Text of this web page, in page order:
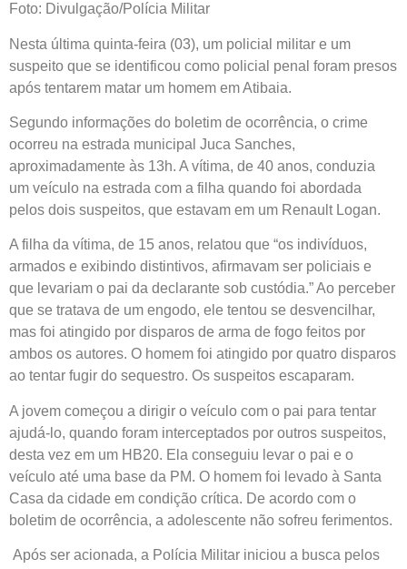
Foto: Divulgação/Polícia Militar
Nesta última quinta-feira (03), um policial militar e um
suspeito que se identificou como policial penal foram presos
após tentarem matar um homem em Atibaia.
Segundo informações do boletim de ocorrência, o crime
ocorreu na estrada municipal Juca Sanches,
aproximadamente às 13h. A vítima, de 40 anos, conduzia
um veículo na estrada com a filha quando foi abordada
pelos dois suspeitos, que estavam em um Renault Logan.
A filha da vítima, de 15 anos, relatou que “os indivíduos,
armados e exibindo distintivos, afirmavam ser policiais e
que levariam o pai da declarante sob custódia.” Ao perceber
que se tratava de um engodo, ele tentou se desvencilhar,
mas foi atingido por disparos de arma de fogo feitos por
ambos os autores. O homem foi atingido por quatro disparos
ao tentar fugir do sequestro. Os suspeitos escaparam.
A jovem começou a dirigir o veículo com o pai para tentar
ajudá-lo, quando foram interceptados por outros suspeitos,
desta vez em um HB20. Ela conseguiu levar o pai e o
veículo até uma base da PM. O homem foi levado à Santa
Casa da cidade em condição crítica. De acordo com o
boletim de ocorrência, a adolescente não sofreu ferimentos.
Após ser acionada, a Polícia Militar iniciou a busca pelos